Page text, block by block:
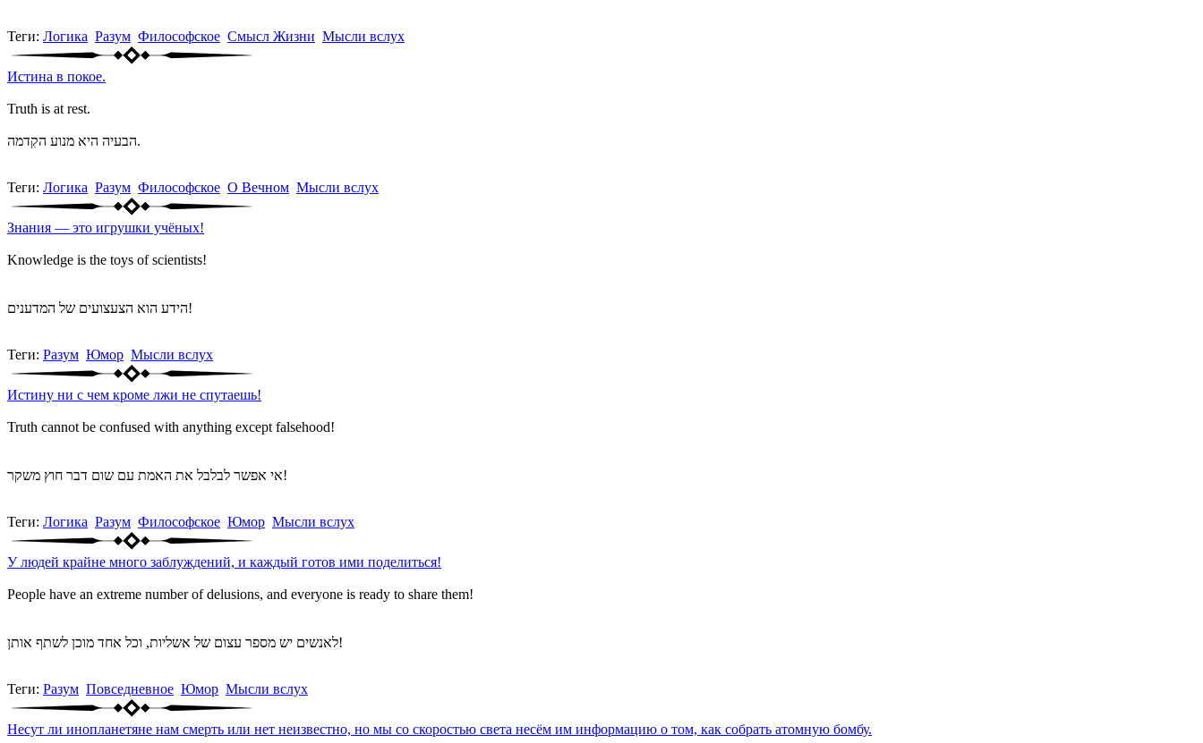
Теги: Логика Разум Философское Смысл Жизни Мысли вслух
Истина в покое.
Truth is at rest.
הבעיה היא מנוע הקִדמה.
Теги: Логика Разум Философское О Вечном Мысли вслух
Знания — это игрушки учёных!
Knowledge is the toys of scientists!
הידע הוא הצעצועים של המדענים!
Теги: Разум Юмор Мысли вслух
Истину ни с чем кроме лжи не спутаешь!
Truth cannot be confused with anything except falsehood!
אי אפשר לבלבל את האמת עם שום דבר חוץ משקר!
Теги: Логика Разум Философское Юмор Мысли вслух
У людей крайне много заблуждений, и каждый готов ими поделиться!
People have an extreme number of delusions, and everyone is ready to share them!
לאנשים יש מספר עצום של אשליות, וכל אחד מוכן לשתף אותן!
Теги: Разум Повседневное Юмор Мысли вслух
Несут ли инопланетяне нам смерть или нет неизвестно, но мы со скоростью света несём им информацию о том, как собрать атомную бомбу.